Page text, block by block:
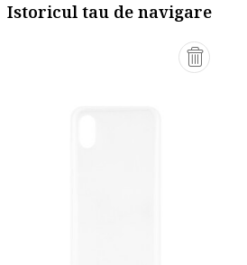
Istoricul tau de navigare